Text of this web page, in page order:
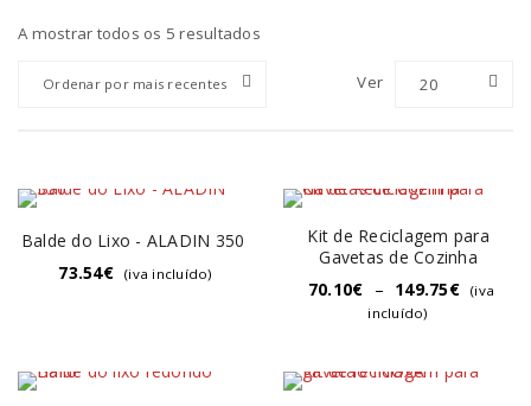
A mostrar todos os 5 resultados
Ordenar por mais recentes Ver 20
Balde do Lixo - ALADIN 350
73.54€ (iva incluído)
Kit de Reciclagem para
Gavetas de Cozinha
70.10€ – 149.75€
(iva
incluído)